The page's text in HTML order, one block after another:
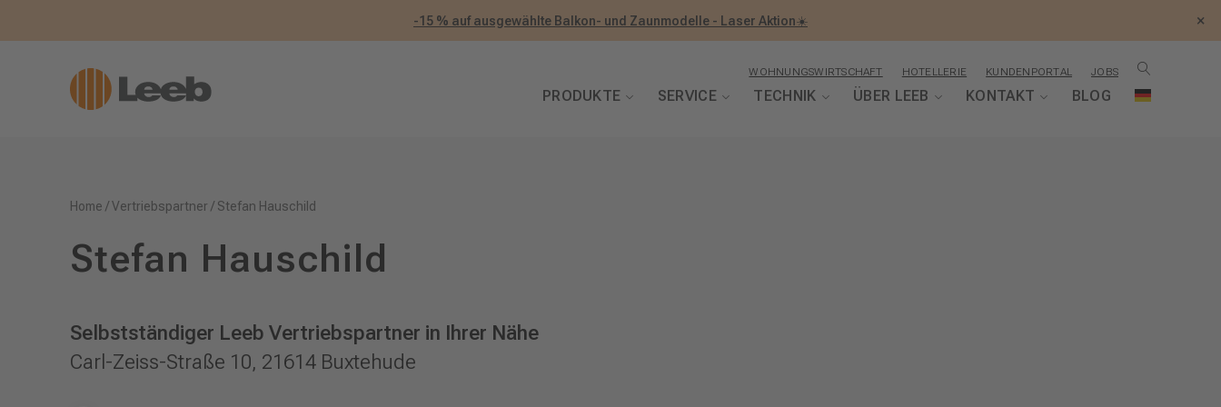
-15 % auf ausgewählte Balkon- und Zaunmodelle - Laser Aktion☀️ ×
WOHNUNGSWIRTSCHAFT HOTELLERIE KUNDENPORTAL JOBS
PRODUKTE SERVICE TECHNIK ÜBER LEEB KONTAKT BLOG
Home /Vertriebspartner / Stefan Hauschild
Stefan Hauschild
Selbstständiger Leeb Vertriebspartner in Ihrer Nähe
Carl-Zeiss-Straße 10, 21614 Buxtehude